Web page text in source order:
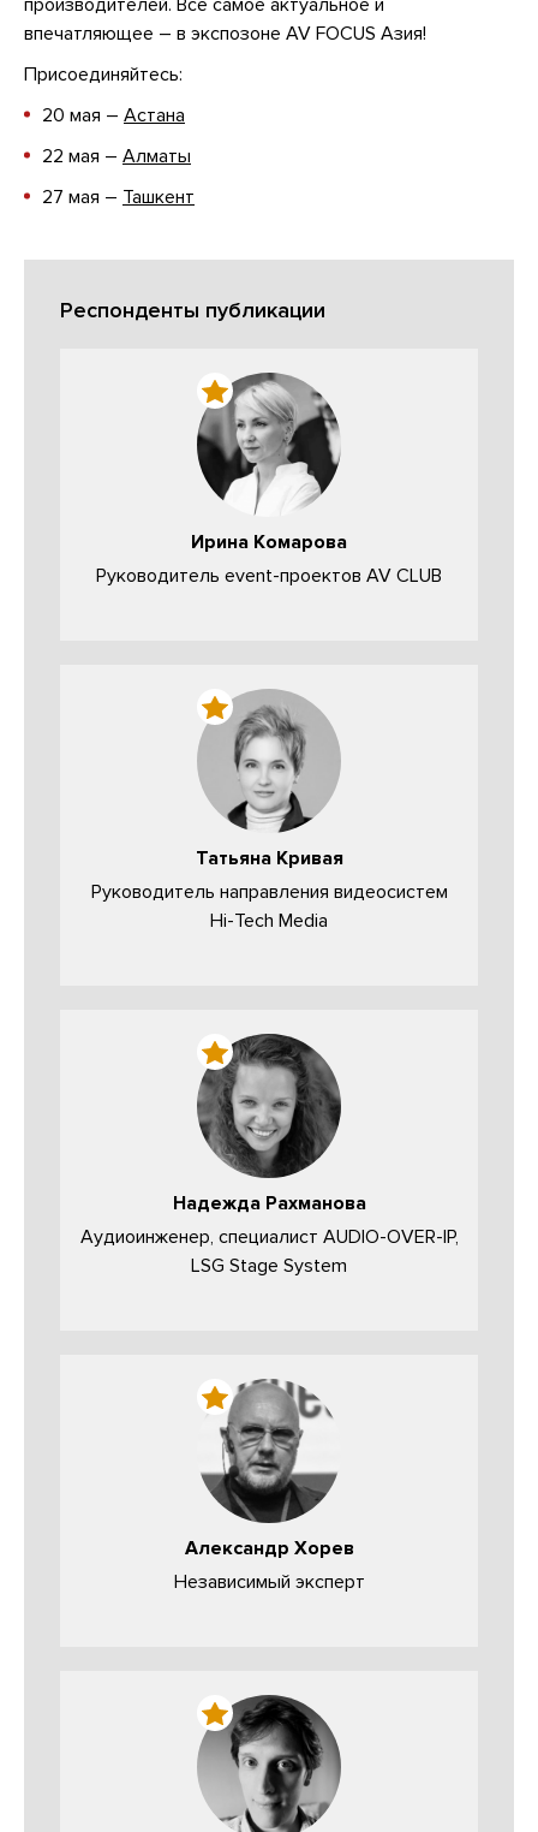
производителей. Все самое актуальное и
впечатляющее – в экспозоне AV FOCUS Азия!
Присоединяйтесь:
20 мая – Астана
22 мая – Алматы
27 мая – Ташкент
Респонденты публикации
Ирина Комарова
Руководитель event-проектов AV CLUB
Татьяна Кривая
Руководитель направления видеосистем
Hi-Tech Media
Надежда Рахманова
Аудиоинженер, специалист AUDIO-OVER-IP,
LSG Stage System
Александр Хорев
Независимый эксперт